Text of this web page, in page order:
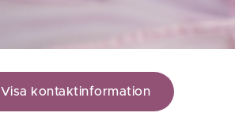
Visa kontaktinformation